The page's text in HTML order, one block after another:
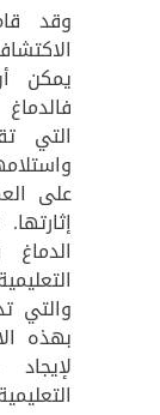
وقد
يمكن
التي
على
والتي
بهذه
التعليمية.